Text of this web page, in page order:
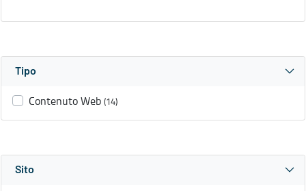
Tipo
Contenuto Web (14)
Sito